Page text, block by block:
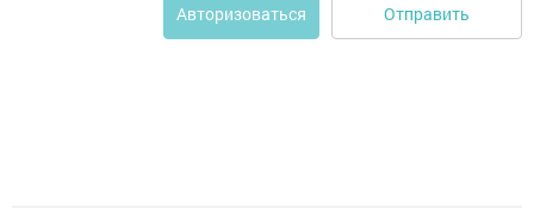
Авторизоваться Отправить